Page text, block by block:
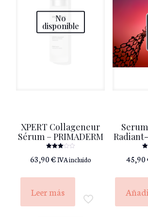
No
disponible
XPERT Collageneur
Sérum – PRIMADERM
con
63,90€IVA incluido
Leer más
45,90